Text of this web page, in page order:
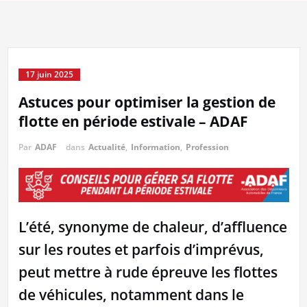
17 juin 2025
Astuces pour optimiser la gestion de
flotte en période estivale – ADAF
Par ADAF dans Actualité, Information, Profession
L’été, synonyme de chaleur, d’affluence
sur les routes et parfois d’imprévus,
peut mettre à rude épreuve les flottes
de véhicules, notamment dans le